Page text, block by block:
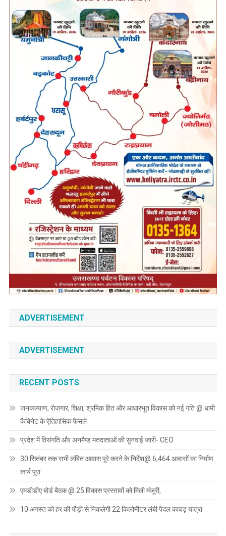
ADVERTISEMENT
ADVERTISEMENT
RECENT POSTS
जनकल्याण, रोजगार, शिक्षा, श्रमिक हित और आधारभूत विकास को नई गति @ धामी
कैबिनेट के ऐतिहासिक फैसले
प्रदेश में विसंगति और अनमैप्ड मतदाताओं की सुनवाई जारी- CEO
30 सितंबर तक सभी लंबित आवास पूरे करने के निर्देश@ 6,464 आवासों का निर्माण
कार्य पूरा
एमडीडीए बोर्ड बैठक @ 25 विकास प्रस्तावों को मिली मंजूरी,
10 अगस्त को हर की पौड़ी से निकलेगी 22 किलोमीटर लंबी पैदल कावड़ यात्रा